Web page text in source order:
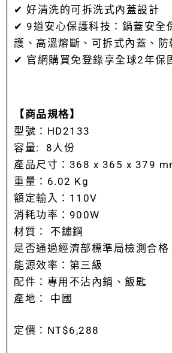
✔ 好清洗的可拆洗式內蓋設計
✔ 9道安心保護科技：鍋蓋安全
護、高溫熔斷、可拆式內蓋、防
✔ 官網購買免登錄享全球2年保
【商品規格】
型號：HD2133
容量: 8人份
產品尺寸：368 x 365 x 379
重量：6.02 Kg
額定輸入：110V
消耗功率：900W
材質： 不鏽鋼
是否通過經濟部標準局檢測合格
能源效率：第三級
配件：專用不沾內鍋、飯匙
產地： 中國
定價：NT$6,288